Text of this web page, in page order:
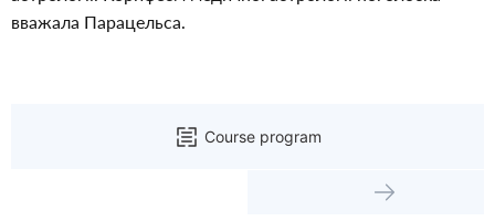
вважала Парацельса.
Course program